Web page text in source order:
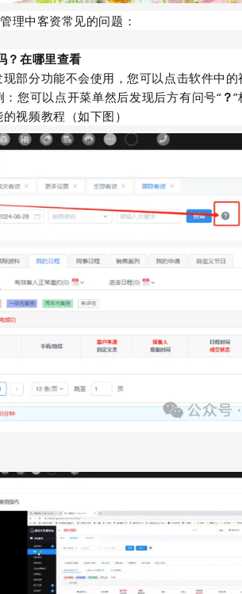
理中客资常见的问题：
？在哪里查看
部分功能不会使用，您可以点击软件中的
：您可以点开菜单然后发现后方有问号“ ？
视频教程（如下图）